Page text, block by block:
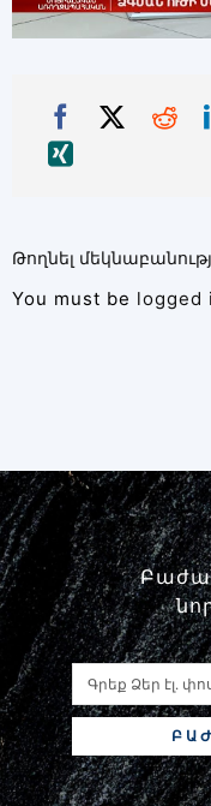
Թողնել
You must be logged